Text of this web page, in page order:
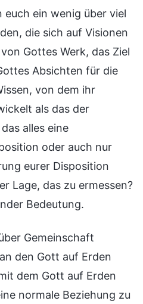
euch ein wenig über viel
die sich auf Visionen
Gottes Werk, das Ziel
Absichten für die
von dem ihr
als das der
alles eine
oder auch nur
eurer Disposition
Lage, das zu ermessen?
Bedeutung.
Gemeinschaft
den Gott auf Erden
dem Gott auf Erden
normale Beziehung zu